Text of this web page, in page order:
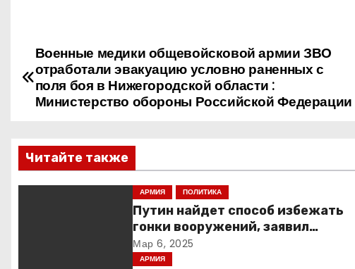
Н
а
и
г
Военные медики общевойсковой армии ЗВО
отработали эвакуацию условно раненных с
поля боя в Нижегородской области :
Министерство обороны Российской Федерации
Читайте также
АРМИЯ ПОЛИТИКА
Путин найдет способ избежать
гонки вооружений, заявил
пресс-секретарь
Мар 6, 2025
АРМИЯ